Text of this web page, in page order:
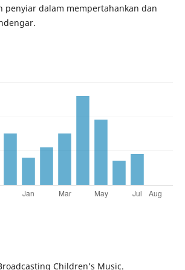
penyiar dalam mempertahankan dan
Children’s Music.